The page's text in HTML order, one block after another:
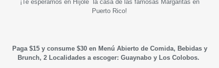
¡Te esperamos en Híjole la casa de las famosas Margaritas en
Puerto Rico!
Paga $15 y consume $30 en Menú Abierto de Comida, Bebidas y
Brunch, 2 Localidades a escoger: Guaynabo y Los Colobos.